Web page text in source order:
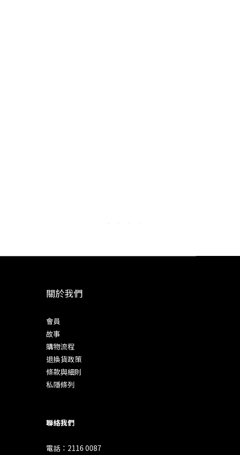
關於我們
會員
故事
購物流程
退換貨政策
條款與細則
私隱條列
聯絡我們
電話：2116 0087